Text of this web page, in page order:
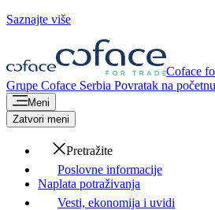
Saznajte više
Coface
Grupe Coface Serbia Povratak na
Meni
Zatvori meni
Pretražite
Poslovne informacije
Naplata potraživanja
Vesti, ekonomija i uvidi